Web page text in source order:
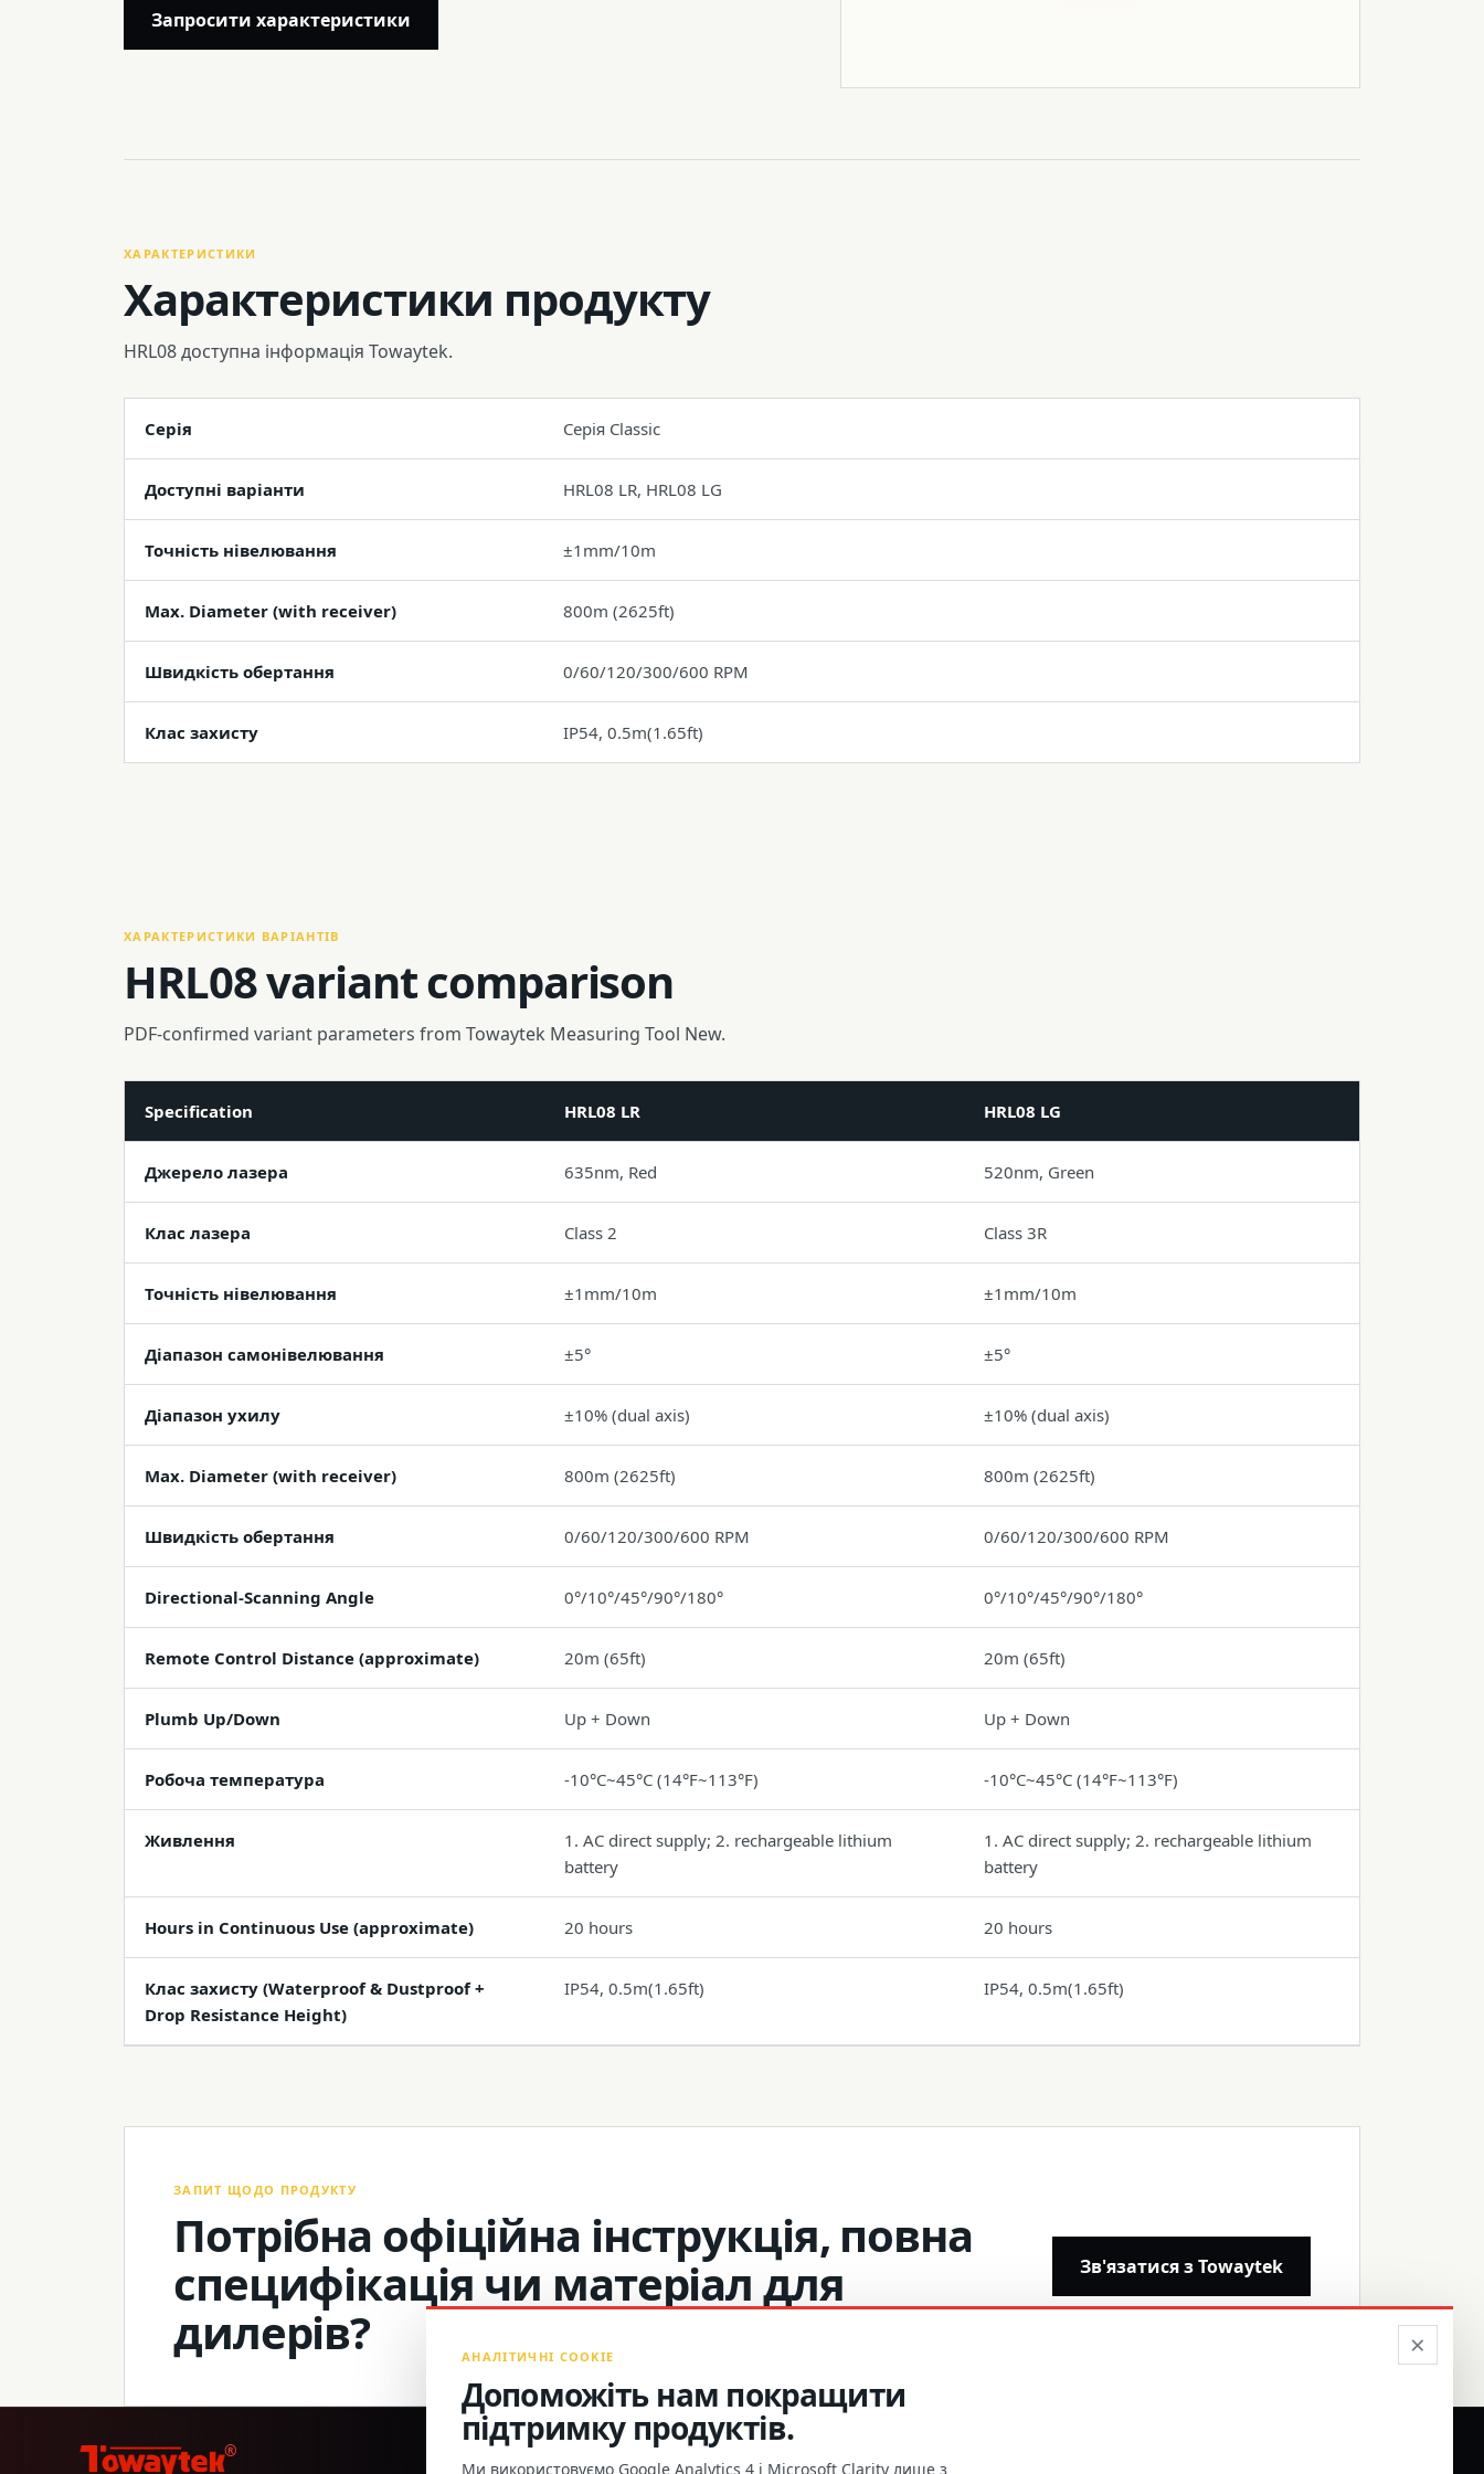
Запросити характеристики
ХАРАКТЕРИСТИКИ
Характеристики продукту
HRL08 доступна інформація Towaytek.
Серія Серія Classic
Доступні варіанти HRL08 LR, HRL08 LG
Точність нівелювання ±1mm/10m
Max. Diameter (with receiver) 800m (2625ft)
Швидкість обертання 0/60/120/300/600 RPM
Клас захисту IP54, 0.5m(1.65ft)
ХАРАКТЕРИСТИКИ ВАРІАНТІВ
HRL08 variant comparison
PDF-confirmed variant parameters from Towaytek Measuring Tool New.
Specification HRL08 LR HRL08 LG
Джерело лазера 635nm, Red 520nm, Green
Клас лазера Class 2 Class 3R
Точність нівелювання ±1mm/10m ±1mm/10m
Діапазон самонівелювання ±5° ±5°
Діапазон ухилу ±10% (dual axis) ±10% (dual axis)
Max. Diameter (with receiver) 800m (2625ft) 800m (2625ft)
Швидкість обертання 0/60/120/300/600 RPM 0/60/120/300/600 RPM
Directional-Scanning Angle 0°/10°/45°/90°/180° 0°/10°/45°/90°/180°
Remote Control Distance (approximate) 20m (65ft) 20m (65ft)
Plumb Up/Down Up + Down Up + Down
Робоча температура -10°C~45°C (14°F~113°F) -10°C~45°C (14°F~113°F)
Живлення
1. AC direct supply; 2. rechargeable lithium
battery
1. AC direct supply; 2. rechargeable lithium
battery
Hours in Continuous Use (approximate) 20 hours 20 hours
Клас захисту (Waterproof & Dustproof +
Drop Resistance Height)
IP54, 0.5m(1.65ft) IP54, 0.5m(1.65ft)
ЗАПИТ ЩОДО ПРОДУКТУ
Потрібна офіційна інструкція, повна
специфікація чи матеріал для
дилерів?
Зв'язатися з Towaytek
®
×
АНАЛІТИЧНІ COOKIE
Допоможіть нам покращити
підтримку продуктів.
Ми використовуємо Google Analytics 4 і Microsoft Clarity лише з